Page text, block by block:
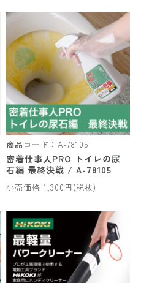
商品コード：A-78105
密着仕事人PRO トイレの尿
石編 最終決戦 / A-78105
小売価格 1,300円(税抜)